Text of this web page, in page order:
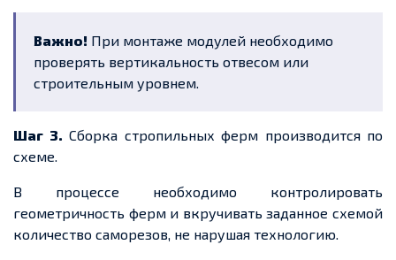
Важно! При монтаже модулей необходимо
проверять вертикальность отвесом или
строительным уровнем.
Шаг 3. Сборка стропильных ферм производится по
схеме.
В процессе необходимо контролировать
геометричность ферм и вкручивать заданное схемой
количество саморезов, не нарушая технологию.